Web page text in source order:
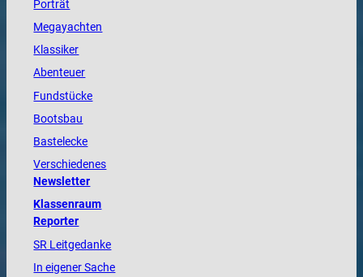
Porträt
Megayachten
Klassiker
Abenteuer
Fundstücke
Bootsbau
Bastelecke
Verschiedenes
Newsletter
Klassenraum
Reporter
SR Leitgedanke
In eigener Sache